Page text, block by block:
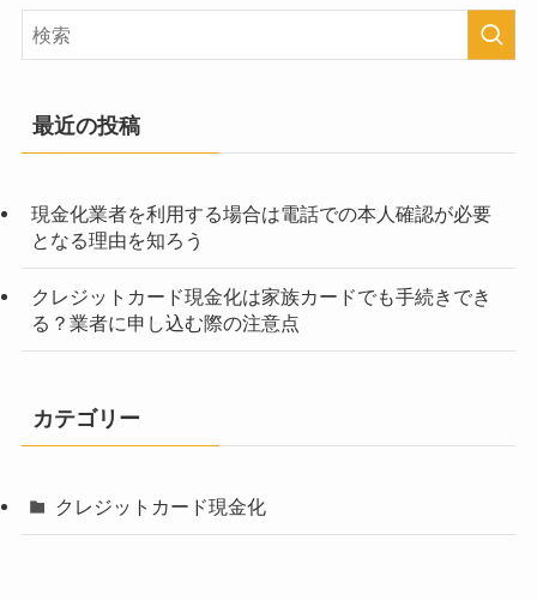
最近の投稿
現金化業者を利用する場合は電話での本人確認が必要
となる理由を知ろう
クレジットカード現金化は家族カードでも手続きでき
る？業者に申し込む際の注意点
カテゴリー
クレジットカード現金化